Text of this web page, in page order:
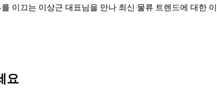
이끄는 이상근 대표님을 만나 최신 물류 트렌드에 대한
요